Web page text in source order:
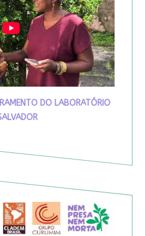
DO LABORATÓRIO